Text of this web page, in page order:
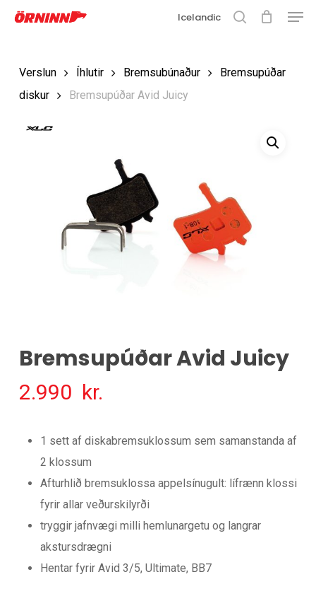
Fara
Loka
Icelandic
Verslun Íhlutir Bremsubúnaður
Bremsupúðar
diskur
Bremsupúðar Avid Juicy
Bremsupúðar Avid Juicy
2.990 kr.
1 sett af diskabremsuklossum sem samanstanda af
2 klossum
Afturhlið bremsuklossa appelsínugult: lífrænn klossi
fyrir allar veðurskilyrði
tryggir jafnvægi milli hemlunargetu og langrar
akstursdrægni
Hentar fyrir Avid 3/5, Ultimate, BB7